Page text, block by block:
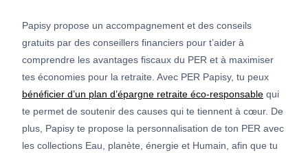
Papisy propose un accompagnement et des conseils
gratuits par des conseillers financiers pour t’aider à
comprendre les avantages fiscaux du PER et à maximiser
tes économies pour la retraite. Avec PER Papisy, tu peux
bénéficier d’un plan d’épargne retraite éco-responsable qui
te permet de soutenir des causes qui te tiennent à cœur. De
plus, Papisy te propose la personnalisation de ton PER avec
les collections Eau, planète, énergie et Humain, afin que tu